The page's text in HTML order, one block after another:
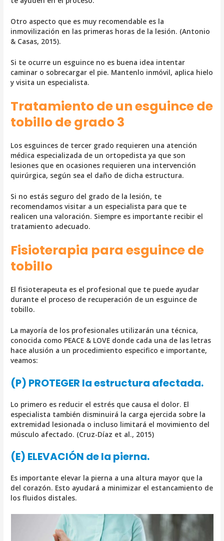
Otro aspecto que es muy recomendable es la
inmovilización en las primeras horas de la lesión. (Antonio
& Casas, 2015).
Si te ocurre un esguince no es buena idea intentar
caminar o sobrecargar el pie. Mantenlo inmóvil, aplica hielo
y visita un especialista.
Tratamiento de un esguince de
tobillo de grado 3
Los esguinces de tercer grado requieren una atención
médica especializada de un ortopedista ya que son
lesiones que en ocasiones requieren una intervención
quirúrgica, según sea el daño de dicha estructura.
Si no estás seguro del grado de la lesión, te
recomendamos visitar a un especialista para que te
realicen una valoración. Siempre es importante recibir el
tratamiento adecuado.
Fisioterapia para esguince de
tobillo
El fisioterapeuta es el profesional que te puede ayudar
durante el proceso de recuperación de un esguince de
tobillo.
La mayoría de los profesionales utilizarán una técnica,
conocida como PEACE & LOVE donde cada una de las letras
hace alusión a un procedimiento especifico e importante,
veamos:
(P) PROTEGER la estructura afectada.
Lo primero es reducir el estrés que causa el dolor. El
especialista también disminuirá la carga ejercida sobre la
extremidad lesionada o incluso limitará el movimiento del
músculo afectado. (Cruz-Díaz et al., 2015)
(E) ELEVACIÓN de la pierna.
Es importante elevar la pierna a una altura mayor que la
del corazón. Esto ayudará a minimizar el estancamiento de
los fluidos distales.